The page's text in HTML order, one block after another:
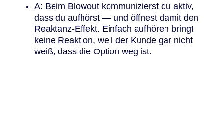
A: Beim Blowout kommunizierst du aktiv,
dass du aufhörst — und öffnest damit den
Reaktanz-Effekt. Einfach aufhören bringt
keine Reaktion, weil der Kunde gar nicht
weiß, dass die Option weg ist.